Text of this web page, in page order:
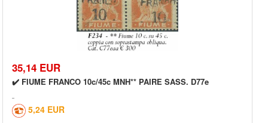
35,14 EUR
✔️ FIUME FRANCO 10c/45c MNH** PAIRE SASS. D77e
5,24 EUR